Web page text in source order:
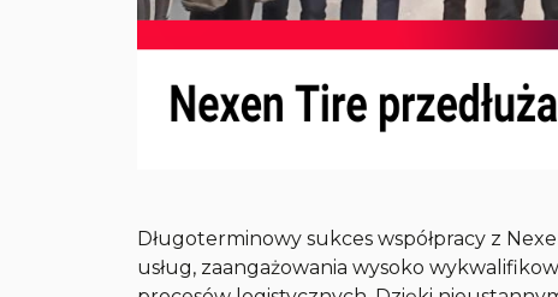
Długoterminowy sukces współpracy z
usług, zaangażowania wysoko